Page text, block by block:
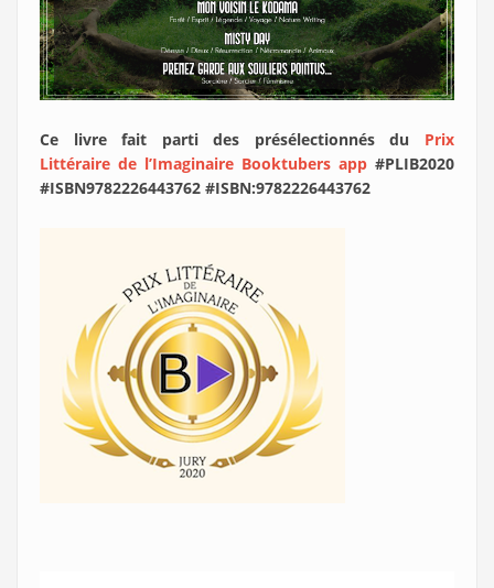
Ce livre fait parti des présélectionnés du Prix
Littéraire de l’Imaginaire Booktubers app #PLIB2020
#ISBN9782226443762 #ISBN:9782226443762